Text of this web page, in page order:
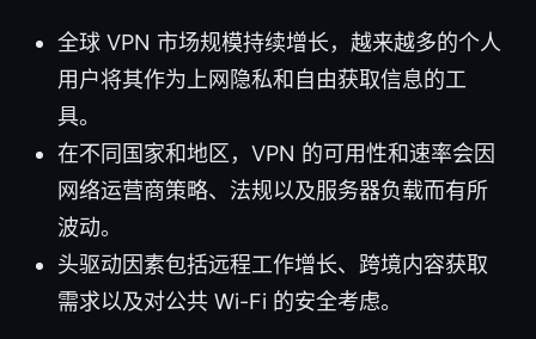
全球 VPN 市场规模持续增长，越来越多的个人
用户将其作为上网隐私和自由获取信息的工
具。
在不同国家和地区，VPN 的可用性和速率会因
网络运营商策略、法规以及服务器负载而有所
波动。
头驱动因素包括远程工作增长、跨境内容获取
需求以及对公共 Wi-Fi 的安全考虑。